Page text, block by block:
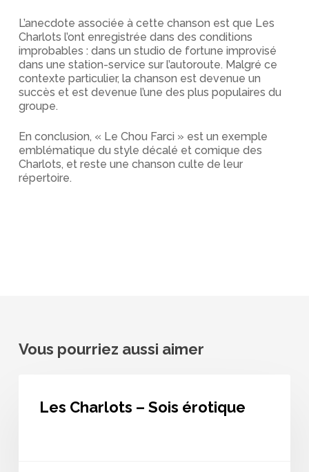
L’anecdote associée à cette chanson est que Les
Charlots l’ont enregistrée dans des conditions
improbables : dans un studio de fortune improvisé
dans une station-service sur l’autoroute. Malgré ce
contexte particulier, la chanson est devenue un
succès et est devenue l’une des plus populaires du
groupe.
En conclusion, « Le Chou Farci » est un exemple
emblématique du style décalé et comique des
Charlots, et reste une chanson culte de leur
répertoire.
Vous pourriez aussi aimer
Les Charlots – Sois érotique